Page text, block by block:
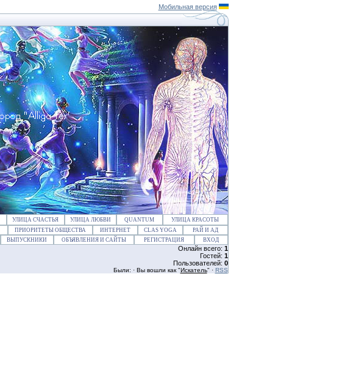
Мобильная версия
УЛИЦА СЧАСТЬЯ УЛИЦА ЛЮБВИ QUANTUM
УЛИЦА КРАСОТЫ
ПРИОРИТЕТЫ ОБЩЕСТВА ИНТЕРНЕТ CLAS YOGA
РАЙ И АД
ВЫПУСКНИКИ ОБЪЯВЛЕНИЯ И САЙТЫ РЕГИСТРАЦИЯ ВХОД
Онлайн всего: 1
Гостей: 1
Пользователей: 0
Были: · Вы вошли как "Искатель" · RSS